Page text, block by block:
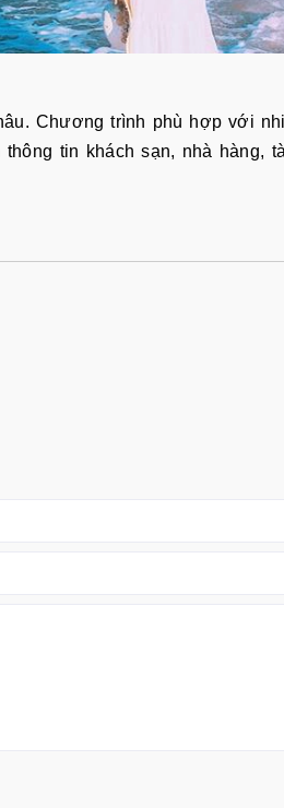
Chương trình phù hợp với
tin khách sạn, nhà hàng,